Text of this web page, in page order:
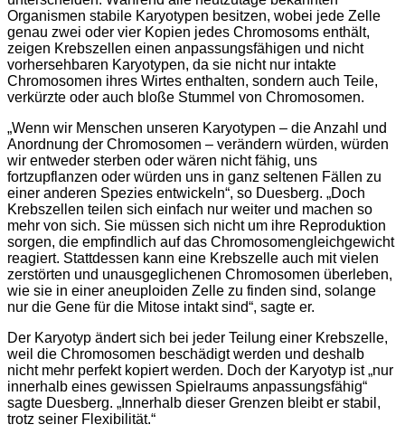
Organismen stabile Karyotypen besitzen, wobei jede Zelle
genau zwei oder vier Kopien jedes Chromosoms enthält,
zeigen Krebszellen einen anpassungsfähigen und nicht
vorhersehbaren Karyotypen, da sie nicht nur intakte
Chromosomen ihres Wirtes enthalten, sondern auch Teile,
verkürzte oder auch bloße Stummel von Chromosomen.
„Wenn wir Menschen unseren Karyotypen – die Anzahl und
Anordnung der Chromosomen – verändern würden, würden
wir entweder sterben oder wären nicht fähig, uns
fortzupflanzen oder würden uns in ganz seltenen Fällen zu
einer anderen Spezies entwickeln“, so Duesberg. „Doch
Krebszellen teilen sich einfach nur weiter und machen so
mehr von sich. Sie müssen sich nicht um ihre Reproduktion
sorgen, die empfindlich auf das Chromosomengleichgewicht
reagiert. Stattdessen kann eine Krebszelle auch mit vielen
zerstörten und unausgeglichenen Chromosomen überleben,
wie sie in einer aneuploiden Zelle zu finden sind, solange
nur die Gene für die Mitose intakt sind“, sagte er.
Der Karyotyp ändert sich bei jeder Teilung einer Krebszelle,
weil die Chromosomen beschädigt werden und deshalb
nicht mehr perfekt kopiert werden. Doch der Karyotyp ist „nur
innerhalb eines gewissen Spielraums anpassungsfähig“
sagte Duesberg. „Innerhalb dieser Grenzen bleibt er stabil,
trotz seiner Flexibilität.“